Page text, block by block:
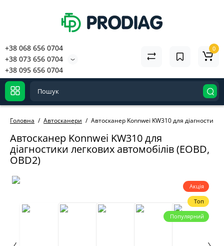
+38 068 656 0704
+38 073 656 0704
+38 095 656 0704
0
Головна Автосканери Автосканер Konnwei KW310 для діагностики
Автосканер Konnwei KW310 для
діагностики легкових автомобілів (EOBD,
OBD2)
Акція
Топ
Популярний